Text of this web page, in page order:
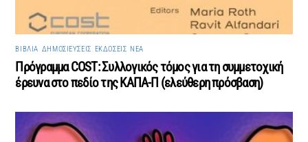
ΒΙΒΛΊΑ ΔΗΜΟΣΙΕΎΣΕΙΣ ΕΚΔΌΣΕΙΣ ΝΈΑ
Πρόγραμμα COST: Συλλογικός τόμος για τη συμμετοχική
έρευνα στο πεδίο της ΚΑΠΑ-Π (ελεύθερη πρόσβαση)